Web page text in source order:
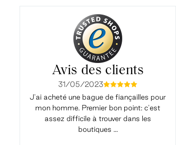
Avis des clients
31/05/2023mmmmm
J'ai acheté une bague de fiançailles pour
mon homme. Premier bon point: c'est
assez difficile à trouver dans les
boutiques ...